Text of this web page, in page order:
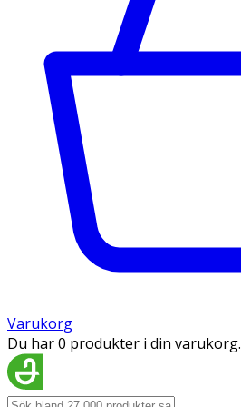
Varukorg
Du har 0 produkter i din varukorg.